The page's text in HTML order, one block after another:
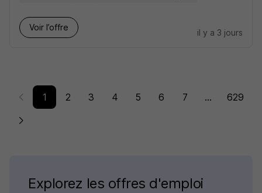
Voir l’offre
il y a 3 jours
1 2 3 4 5 6 7 ... 629
Explorez les offres d'emploi